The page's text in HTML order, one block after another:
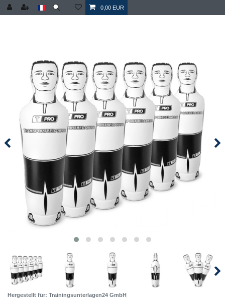
0,00 EUR
Hergestellt für: Trainingsunterlagen24 GmbH